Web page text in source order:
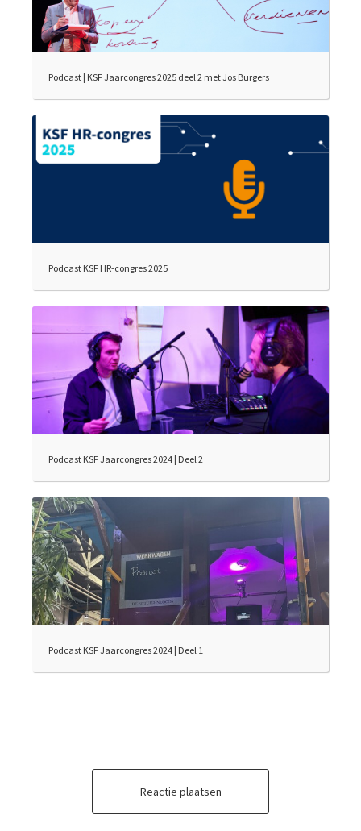
Podcast | KSF Jaarcongres 2025 deel 2 met Jos Burgers
Podcast KSF HR-congres 2025
Podcast KSF Jaarcongres 2024 | Deel 2
Podcast KSF Jaarcongres 2024 | Deel 1
Reactie plaatsen